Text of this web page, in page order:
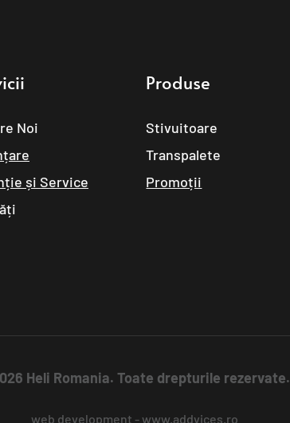
Noi
și Service
Produse
Stivuitoare
Transpalete
Promoții
Heli Romania. Toate drepturile rezervate.
web development - www.addvices.ro